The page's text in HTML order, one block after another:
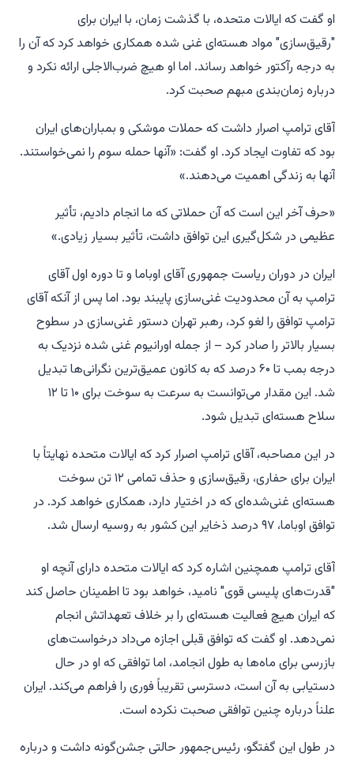
او گفت که ایالات متحده، با گذشت زمان، با ایران برای
"رقیق‌سازی" مواد هسته‌ای غنی شده همکاری خواهد کرد که آن را
به درجه رآکتور خواهد رساند. اما او هیچ ضرب‌الاجلی ارائه نکرد و
درباره زمان‌بندی مبهم صحبت کرد.
آقای ترامپ اصرار داشت که حملات موشکی و بمباران‌های ایران
بود که تفاوت ایجاد کرد. او گفت: «آنها حمله سوم را نمی‌خواستند.
آنها به زندگی اهمیت می‌دهند.»
«حرف آخر این است که آن حملاتی که ما انجام دادیم، تأثیر
عظیمی در شکل‌گیری این توافق داشت، تأثیر بسیار زیادی.»
ایران در دوران ریاست جمهوری آقای اوباما و تا دوره اول آقای
ترامپ به آن محدودیت غنی‌سازی پایبند بود. اما پس از آنکه آقای
ترامپ توافق را لغو کرد، رهبر تهران دستور غنی‌سازی در سطوح
بسیار بالاتر را صادر کرد – از جمله اورانیوم غنی شده نزدیک به
درجه بمب تا ۶۰ درصد که به کانون عمیق‌ترین نگرانی‌ها تبدیل
شد. این مقدار می‌توانست به سرعت به سوخت برای ۱۰ تا ۱۲
سلاح هسته‌ای تبدیل شود.
در این مصاحبه، آقای ترامپ اصرار کرد که ایالات متحده نهایتاً با
ایران برای حفاری، رقیق‌سازی و حذف تمامی ۱۲ تن سوخت
هسته‌ای غنی‌شده‌ای که در اختیار دارد، همکاری خواهد کرد. در
توافق اوباما، ۹۷ درصد ذخایر این کشور به روسیه ارسال شد.
آقای ترامپ همچنین اشاره کرد که ایالات متحده دارای آنچه او
"قدرت‌های پلیسی قوی" نامید، خواهد بود تا اطمینان حاصل کند
که ایران هیچ فعالیت هسته‌ای را بر خلاف تعهداتش انجام
نمی‌دهد. او گفت که توافق قبلی اجازه می‌داد درخواست‌های
بازرسی برای ماه‌ها به طول انجامد، اما توافقی که او در حال
دستیابی به آن است، دسترسی تقریباً فوری را فراهم می‌کند. ایران
علناً درباره چنین توافقی صحبت نکرده است.
در طول این گفتگو، رئیس‌جمهور حالتی جشن‌گونه داشت و درباره